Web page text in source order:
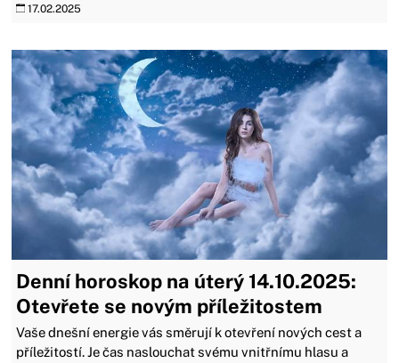
17.02.2025
Denní horoskop na úterý 14.10.2025:
Otevřete se novým příležitostem
Vaše dnešní energie vás směrují k otevření nových cest a
příležitostí. Je čas naslouchat svému vnitřnímu hlasu a